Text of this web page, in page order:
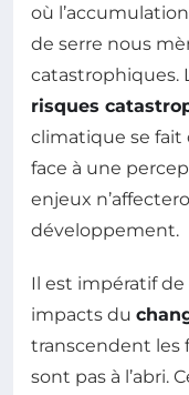
où
de serre nous
catastrophiques.
risques
climatique se fait
face à une
enjeux
développement.
Il est impératif
impacts du
transcendent les
sont pas à l’abri.